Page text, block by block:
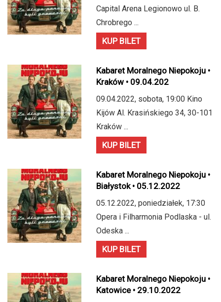
Capital Arena Legionowo ul. B.
Chrobrego ...
KUP BILET
Kabaret Moralnego Niepokoju •
Kraków • 09.04.202
09.04.2022, sobota, 19:00 Kino
Kijów Al. Krasińskiego 34, 30-101
Kraków ...
KUP BILET
Kabaret Moralnego Niepokoju •
Białystok • 05.12.2022
05.12.2022, poniedziałek, 17:30
Opera i Filharmonia Podlaska - ul.
Odeska ...
KUP BILET
Kabaret Moralnego Niepokoju •
Katowice • 29.10.2022